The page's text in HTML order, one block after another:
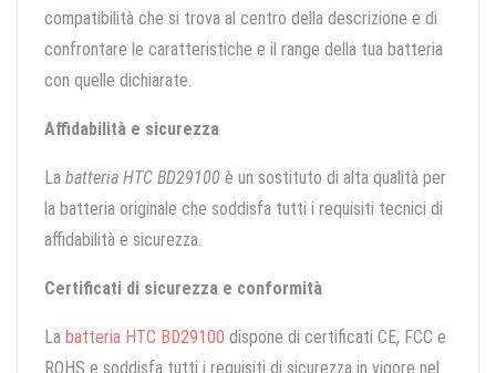
compatibilità che si trova al centro della descrizione e di
confrontare le caratteristiche e il range della tua batteria
con quelle dichiarate.
Affidabilità e sicurezza
La batteria HTC BD29100 è un sostituto di alta qualità per
la batteria originale che soddisfa tutti i requisiti tecnici di
affidabilità e sicurezza.
Certificati di sicurezza e conformità
La batteria HTC BD29100 dispone di certificati CE, FCC e
ROHS e soddisfa tutti i requisiti di sicurezza in vigore nel